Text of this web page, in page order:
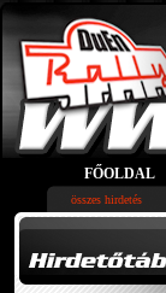
FŐOLDAL
összes hirdetés